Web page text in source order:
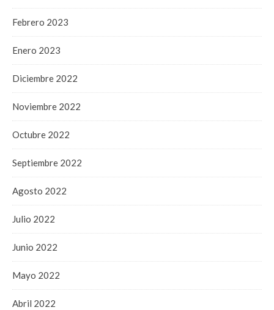
Febrero 2023
Enero 2023
Diciembre 2022
Noviembre 2022
Octubre 2022
Septiembre 2022
Agosto 2022
Julio 2022
Junio 2022
Mayo 2022
Abril 2022